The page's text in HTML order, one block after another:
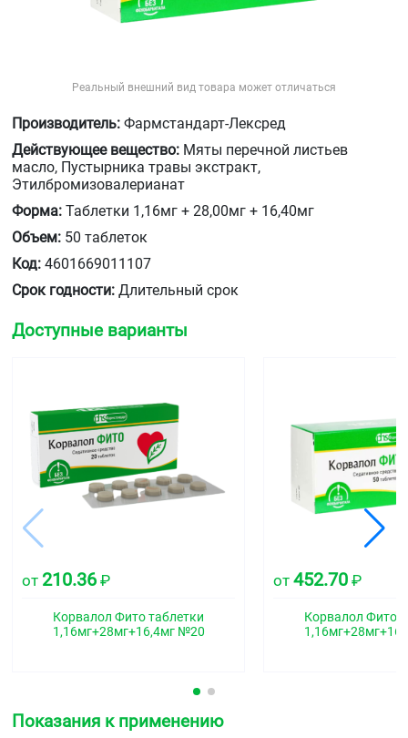
Реальный внешний вид товара может отличаться
Производитель: Фармстандарт-Лексред
Действующее вещество: Мяты перечной листьев
масло, Пустырника травы экстракт,
Этилбромизовалерианат
Форма: Таблетки 1,16мг + 28,00мг + 16,40мг
Объем: 50 таблеток
Код: 4601669011107
Срок годности: Длительный срок
Доступные варианты
от 210.36 ₽
Корвалол Фито таблетки
1,16мг+28мг+16,4мг №20
от452.70 ₽
Корвалол Фито
Показания к применению